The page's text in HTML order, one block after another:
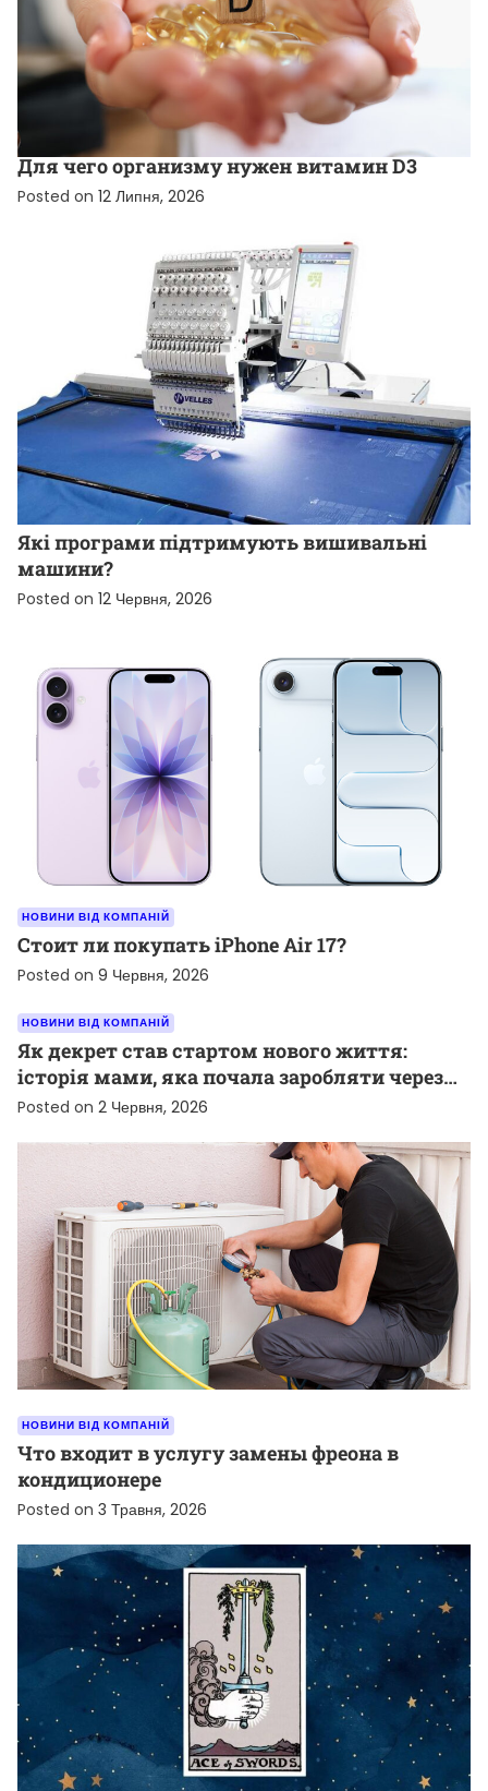
НОВИНИ ВІД КОМПАНІЙ
Для чего организму нужен витамин D3
Posted on 12 Липня, 2026
НОВИНИ ВІД КОМПАНІЙ
Які програми підтримують вишивальні
машини?
Posted on 12 Червня, 2026
НОВИНИ ВІД КОМПАНІЙ
Стоит ли покупать iPhone Air 17?
Posted on 9 Червня, 2026
НОВИНИ ВІД КОМПАНІЙ
Як декрет став стартом нового життя:
історія мами, яка почала заробляти через
TikTok
Posted on 2 Червня, 2026
НОВИНИ ВІД КОМПАНІЙ
Что входит в услугу замены фреона в
кондиционере
Posted on 3 Травня, 2026